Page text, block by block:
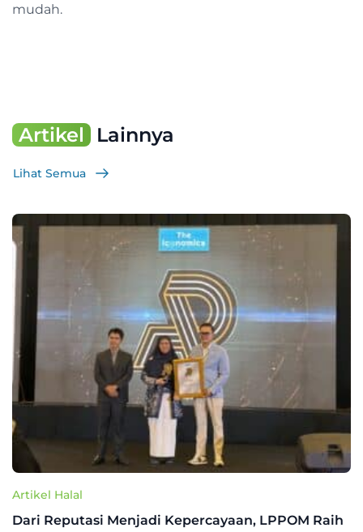
mudah.
Artikel Lainnya
Lihat Semua
Artikel Halal
Dari Reputasi Menjadi Kepercayaan, LPPOM Raih